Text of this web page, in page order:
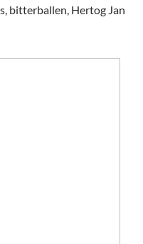
bitterballen, Hertog Jan